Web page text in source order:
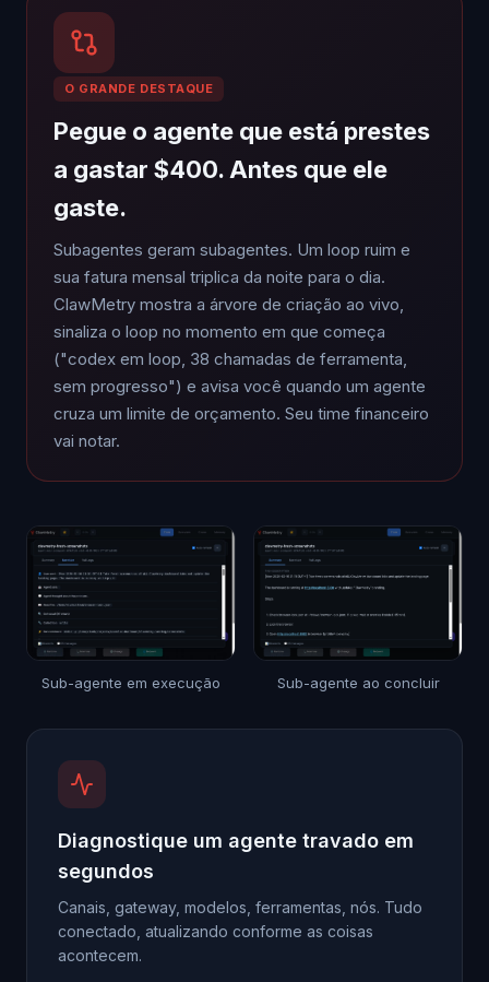
O GRANDE DESTAQUE
Pegue o agente que está prestes
a gastar $400. Antes que ele
gaste.
Subagentes geram subagentes. Um loop ruim e
sua fatura mensal triplica da noite para o dia.
ClawMetry mostra a árvore de criação ao vivo,
sinaliza o loop no momento em que começa
("codex em loop, 38 chamadas de ferramenta,
sem progresso") e avisa você quando um agente
cruza um limite de orçamento. Seu time financeiro
vai notar.
Sub-agente em execução Sub-agente ao concluir
Diagnostique um agente travado em
segundos
Canais, gateway, modelos, ferramentas, nós. Tudo
conectado, atualizando conforme as coisas
acontecem.